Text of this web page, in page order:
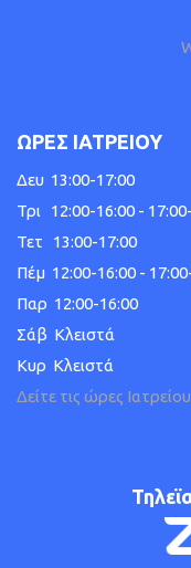
ΩΡΕΣ ΙΑΤΡΕΙΟΥ
Δευ 13:00-17:00
Τρι 12:00-16:00 -
Τετ 13:00-17:00
Πέμ 12:00-16:00 -
Παρ 12:00-16:00
Σάβ Κλειστά
Κυρ Κλειστά
Δείτε τις ώρες